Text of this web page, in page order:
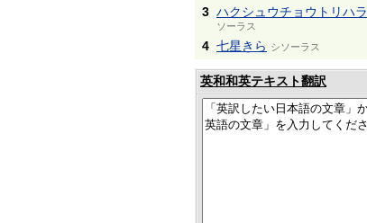
3 ハクシュウチョウトリハラ
ソーラス
4 七星きら シソーラス
英和和英テキスト翻訳